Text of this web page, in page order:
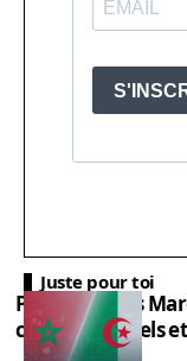
Juste pour toi
PIB Algérie vs
chiffres officiels